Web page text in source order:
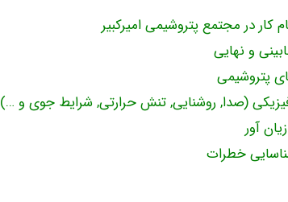
کار در مجتمع پتروشیمی امیرکبیر
و نهایی
پتروشیمی
(صدا, روشنایی, تنش حرارتی, شرایط جوی و …)
آور
خطرات